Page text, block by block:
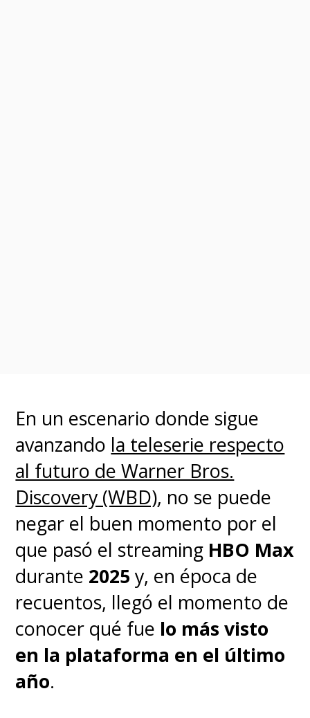
episodiosen su primera
temporada, teniendo en su
elenco aGabriel Luna(el
"Ghost Rider" de la serie "Agents
of S.H.I.E.L.D.")
como"Tommy";Anna
Torv(Fringe) como"Tess";Nico
Parker(Dumbo) como"Sarah",
la hija de "Joel"; yNick
Offerman(Parks and
Recreation
En un escenario donde sigue
avanzando la teleserie respecto
al futuro de Warner Bros.
Discovery (WBD), no se puede
negar el buen momento por el
que pasó el streaming HBO Max
durante 2025 y, en época de
recuentos, llegó el momento de
conocer qué fue lo más visto
en la plataforma en el último
año.